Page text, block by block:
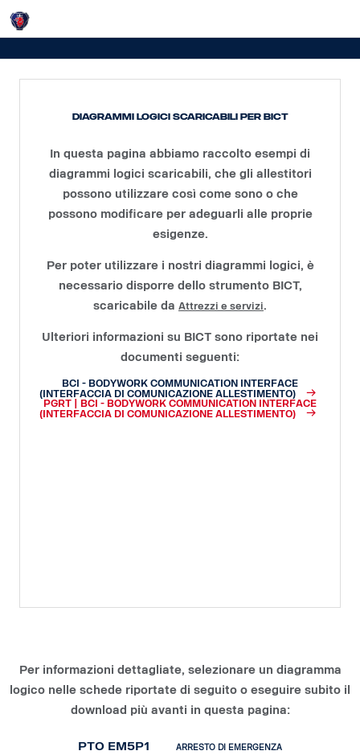
Diagrammi logici scaricabili per BICT
In questa pagina abbiamo raccolto esempi di
diagrammi logici scaricabili, che gli allestitori
possono utilizzare così come sono o che
possono modificare per adeguarli alle proprie
esigenze.
Per poter utilizzare i nostri diagrammi logici, è
necessario disporre dello strumento BICT,
scaricabile da Attrezzi e servizi.
Ulteriori informazioni su BICT sono riportate nei
documenti seguenti:
BCI - BODYWORK COMMUNICATION INTERFACE
(INTERFACCIA DI COMUNICAZIONE ALLESTIMENTO)
PGRT | BCI - BODYWORK COMMUNICATION INTERFACE
(INTERFACCIA DI COMUNICAZIONE ALLESTIMENTO)
Per informazioni dettagliate, selezionare un diagramma
logico nelle schede riportate di seguito o eseguire subito il
download più avanti in questa pagina:
PTO EM5P1 ARRESTO DI EMERGENZA